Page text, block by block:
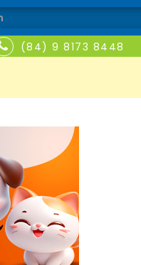
(84) 9 8173 8448